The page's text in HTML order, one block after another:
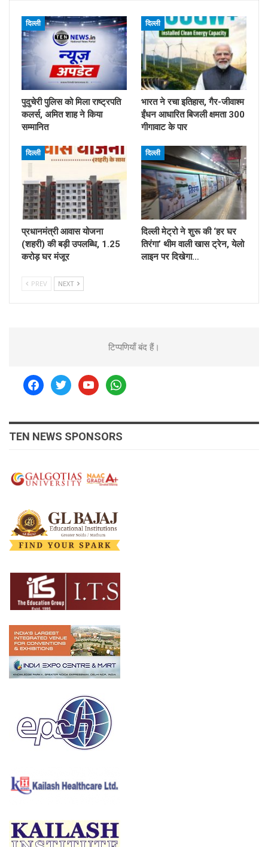
दिल्ली
पुदुचेरी पुलिस को मिला राष्ट्रपति
कलर्स, अमित शाह ने किया
सम्मानित
दिल्ली
भारत ने रचा इतिहास, गैर-जीवाश्म
ईंधन आधारित बिजली क्षमता 300
गीगावाट के पार
दिल्ली
प्रधानमंत्री आवास योजना
(शहरी) की बड़ी उपलब्धि, 1.25
करोड़ घर मंजूर
दिल्ली
दिल्ली मेट्रो ने शुरू की ‘हर घर
तिरंगा’ थीम वाली खास ट्रेन, येलो
लाइन पर दिखेगा…
PREV NEXT
टिप्पणियाँ बंद हैं।
facebooktwitteryoutubewhatsapp
TEN NEWS SPONSORS